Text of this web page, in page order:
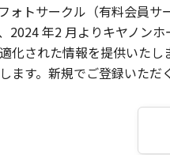
ォトサークル（有料会員
2024 年2 月よりキヤノン
化された情報を提供いた
ます。新規でご登録いただ